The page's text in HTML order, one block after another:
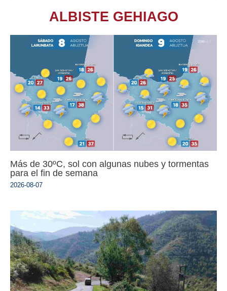
ALBISTE GEHIAGO
Más de 30ºC, sol con algunas nubes y tormentas
para el fin de semana
2026-08-07